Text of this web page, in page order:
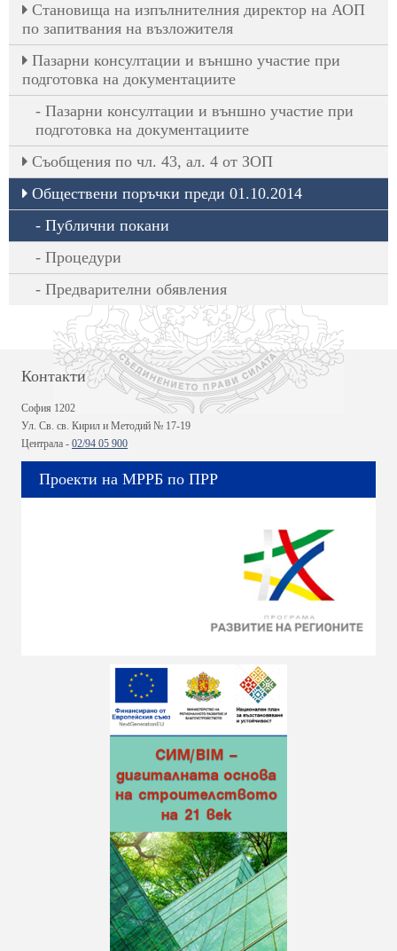
Становища на изпълнителния директор на АОП
по запитвания на възложителя
Пазарни консултации и външно участие при
подготовка на документациите
Пазарни консултации и външно участие при
подготовка на документациите
Съобщения по чл. 43, ал. 4 от ЗОП
Обществени поръчки преди 01.10.2014
Публични покани
Процедури
Предварителни обявления
Контакти
София 1202
Ул. Св. св. Кирил и Методий № 17-19
Централа - 02/94 05 900
Проекти на МРРБ по ПРР